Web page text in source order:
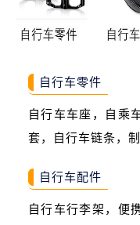
自行车零件
自行车车座，自乘
套，自行车链条，
自行车配件
自行车行李架，便